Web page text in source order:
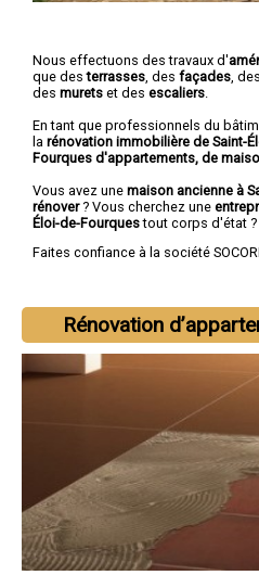
Nous effectuons des travaux d'
que desterrasses , des façades , des
des murets et des escaliers
En tant que professionnels du
la rénovation immobilière de Saint-
Fourques d'appartements, de
Vous avez une maison ancienne à
rénover? Vous cherchez une
Éloi-de-Fourquestout corps d'état ?
Faites confiance à la société
Rénovation